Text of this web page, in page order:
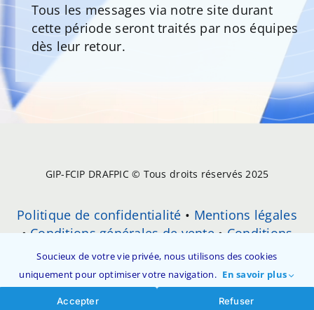
Tous les messages via notre site durant
cette période seront traités par nos équipes
dès leur retour.
GIP-FCIP DRAFPIC © Tous droits réservés 2025
Politique de confidentialité • Mentions légales
• Conditions générales de vente • Conditions
Générales d’Utilisation (CGU)•
Réclamation •Contact
Soucieux de votre vie privée, nous utilisons des cookies
uniquement pour optimiser votre navigation. En savoir plus
Accepter Refuser